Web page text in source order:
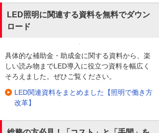
LED照明に関連する資料を無料でダウン
ロード
具体的な補助金・助成金に関する資料から、楽
しい読み物までLED導入に役立つ資料を幅広く
そろえました。ぜひご覧ください。
LED関連資料をまとめました【照明で働き方
改革】